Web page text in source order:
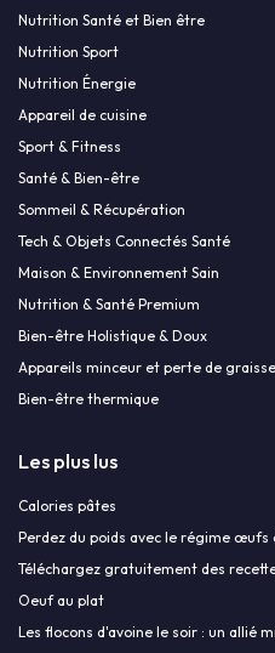
Nutrition Santé et Bien être
Nutrition Sport
Nutrition Énergie
Appareil de cuisine
Sport & Fitness
Santé & Bien-être
Sommeil & Récupération
Tech & Objets Connectés Santé
Maison & Environnement Sain
Nutrition & Santé Premium
Bien-être Holistique & Doux
Appareils minceur et perte de graisse
Bien-être thermique
Les plus lus
Calories pâtes
Perdez du poids avec le régime œufs
Téléchargez gratuitement des
Oeuf au plat
Les flocons d'avoine le soir : un allié